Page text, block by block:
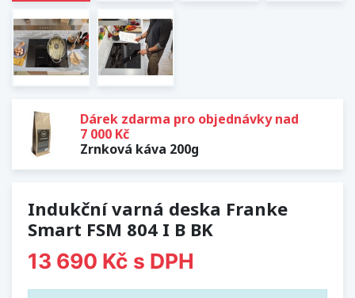
Dárek zdarma pro objednávky nad
7 000 Kč
Zrnková káva 200g
Indukční varná deska Franke
Smart FSM 804 I B BK
13 690 Kč s DPH